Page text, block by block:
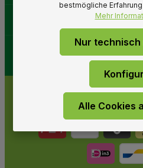
bestmögliche
Mehr
Nur
Alle Cookies